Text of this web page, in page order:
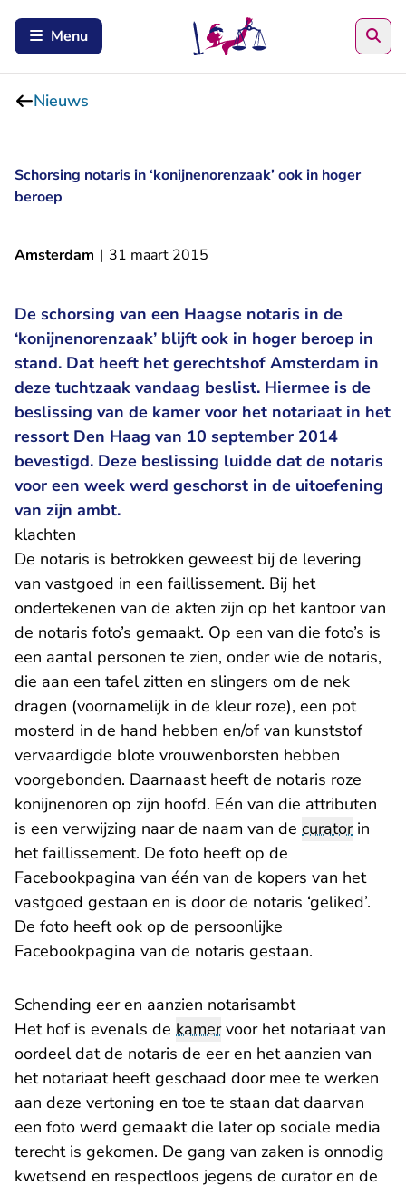
Menu
Nieuws
Schorsing notaris in ‘konijnenorenzaak’ ook in hoger
beroep
Amsterdam | 31 maart 2015
De schorsing van een Haagse notaris in de
‘konijnenorenzaak’ blijft ook in hoger beroep in
stand. Dat heeft het gerechtshof Amsterdam in
deze tuchtzaak vandaag beslist. Hiermee is de
beslissing van de kamer voor het notariaat in het
ressort Den Haag van 10 september 2014
bevestigd. Deze beslissing luidde dat de notaris
voor een week werd geschorst in de uitoefening
van zijn ambt.
klachten
De notaris is betrokken geweest bij de levering
van vastgoed in een faillissement. Bij het
ondertekenen van de akten zijn op het kantoor van
de notaris foto’s gemaakt. Op een van die foto’s is
een aantal personen te zien, onder wie de notaris,
die aan een tafel zitten en slingers om de nek
dragen (voornamelijk in de kleur roze), een pot
mosterd in de hand hebben en/of van kunststof
vervaardigde blote vrouwenborsten hebben
voorgebonden. Daarnaast heeft de notaris roze
konijnenoren op zijn hoofd. Eén van die attributen
is een verwijzing naar de naam van de curatorin
het faillissement. De foto heeft op de
Facebookpagina van één van de kopers van het
vastgoed gestaan en is door de notaris ‘geliked’.
De foto heeft ook op de persoonlijke
Facebookpagina van de notaris gestaan.
Schending eer en aanzien notarisambt
Het hof is evenals de kamervoor het notariaat van
oordeel dat de notaris de eer en het aanzien van
het notariaat heeft geschaad door mee te werken
aan deze vertoning en toe te staan dat daarvan
een foto werd gemaakt die later op sociale media
terecht is gekomen. De gang van zaken is onnodig
kwetsend en respectloos jegens de curator en de